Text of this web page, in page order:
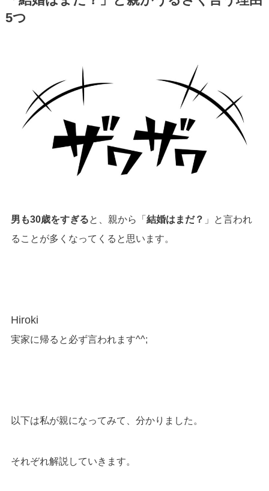
5つ
男も30歳をすぎると、親から「 結婚はまだ？ 」と言われ
ることが多くなってくると思います。
Hiroki
実家に帰ると必ず言われます^^;
以下は私が親になってみて、分かりました。
それぞれ解説していきます。